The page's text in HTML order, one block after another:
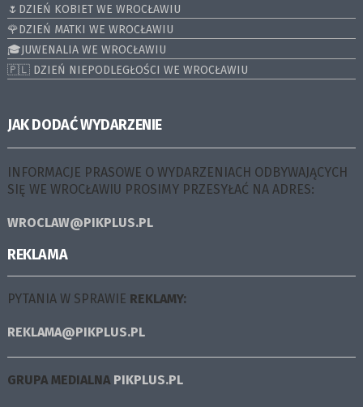
🌷DZIEŃ KOBIET WE WROCŁAWIU
🌹DZIEŃ MATKI WE WROCŁAWIU
🎓JUWENALIA WE WROCŁAWIU
🇵🇱 DZIEŃ NIEPODLEGŁOŚCI WE WROCŁAWIU
JAK DODAĆ WYDARZENIE
INFORMACJE PRASOWE O WYDARZENIACH ODBYWAJĄCYCH
SIĘ WE WROCŁAWIU PROSIMY PRZESYŁAĆ NA ADRES:
WROCLAW@PIKPLUS.PL
REKLAMA
PYTANIA W SPRAWIE REKLAMY:
REKLAMA@PIKPLUS.PL
GRUPA MEDIALNA PIKPLUS.PL